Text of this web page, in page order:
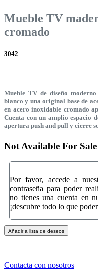
Mueble TV
cromado
3042
Mueble TV de diseño
blanco y una original base de
en acero inoxidable cromado
Cuenta con un amplio espacio
apertura push and pull y cierre
Not Available For Sale
Por favor, accede a
contraseña para poder
no tienes una cuenta en
¡descubre todo lo que
Añadir a lista de deseos
Contacta con nosotros